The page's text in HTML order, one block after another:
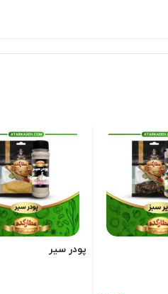
پودر سیر